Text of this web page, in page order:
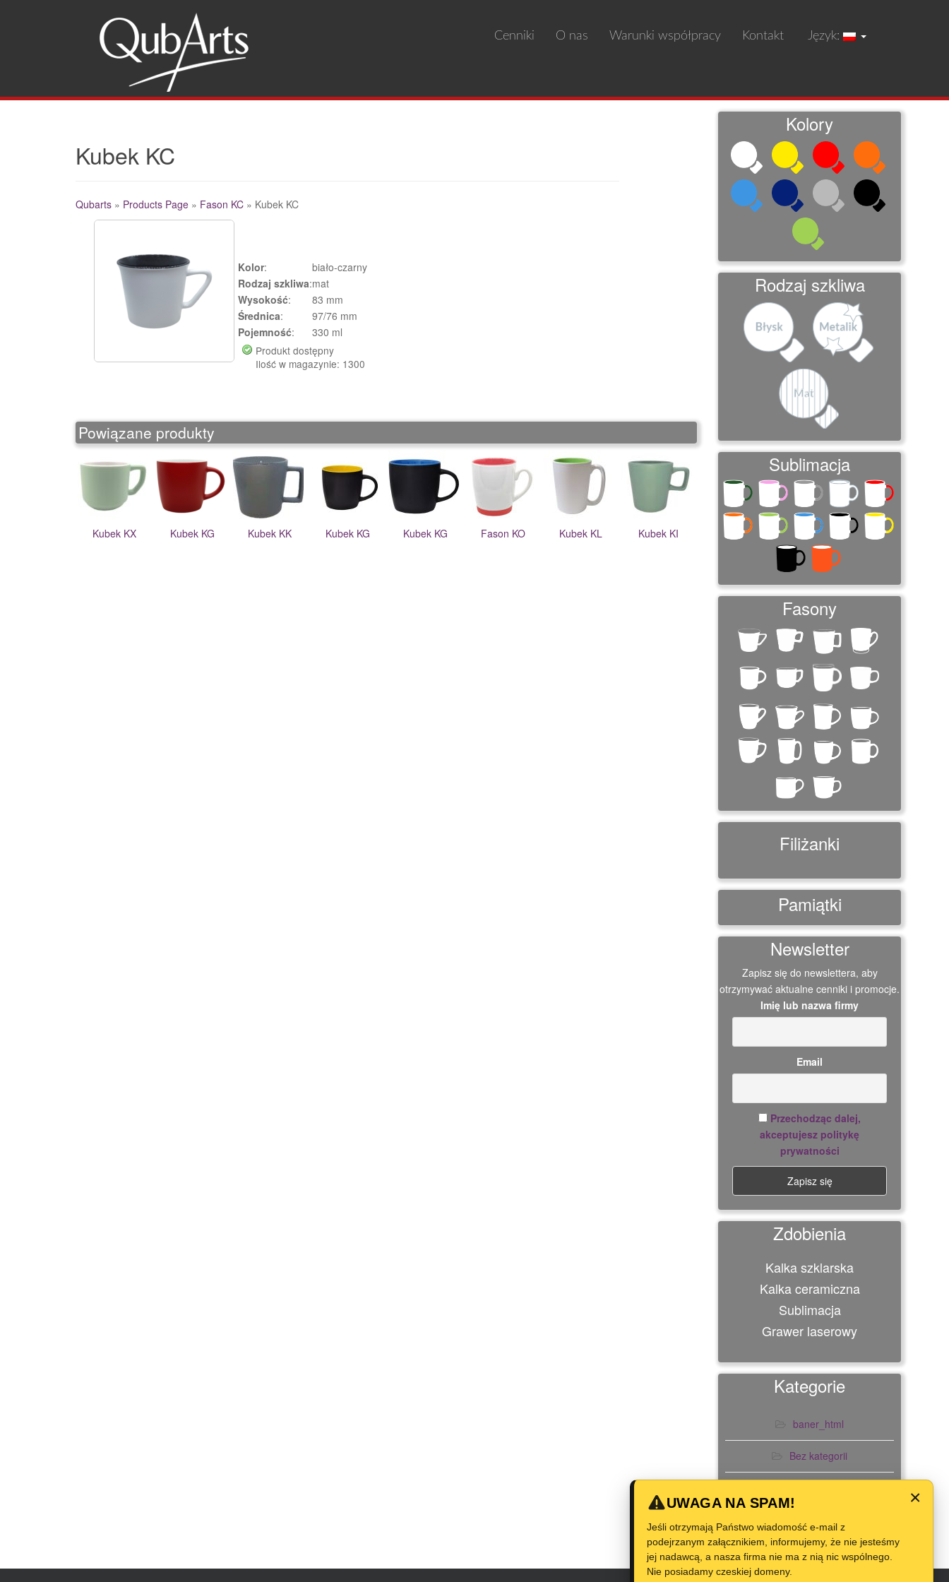
Cenniki O nas Warunki współpracy Kontakt Język:
Kubek KC
Qubarts » Products Page » Fason KC » Kubek KC
Kolor:
biało-czarny
Rodzaj szkliwa:mat
Wysokość:
83 mm
Średnica:
97/76 mm
Pojemność:
330 ml
Produkt dostępny
Ilość w magazynie: 1300
Powiązane produkty
Kubek KX Kubek KG Kubek KK Kubek KG Kubek KG Fason KO Kubek KL Kubek KI
Kolory
Rodzaj szkliwa
Sublimacja
Fasony
Filiżanki
Pamiątki
Newsletter
Zapisz się do newslettera, aby
otrzymywać aktualne cenniki i promocje.
Imię lub nazwa firmy
Email
Przechodząc dalej,
akceptujesz politykę
prywatności
Zdobienia
Kalka szklarska
Kalka ceramiczna
Sublimacja
Grawer laserowy
Kategorie
baner_html
Bez kategorii
×
UWAGA NA SPAM!
Jeśli otrzymają Państwo wiadomość e-mail z
podejrzanym załącznikiem, informujemy, że nie jesteśmy
jej nadawcą, a nasza firma nie ma z nią nic wspólnego.
Nie posiadamy czeskiej domeny.